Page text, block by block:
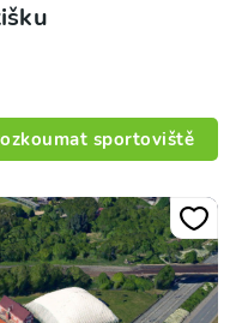
sportoviště